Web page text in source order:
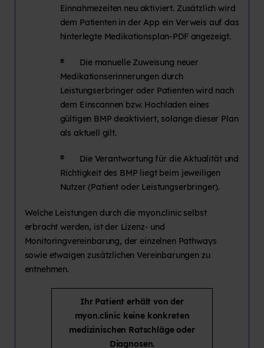
Einnahmezeiten neu aktiviert. Zusätzlich wird
dem Patienten in der App ein Verweis auf das
hinterlegte Medikationsplan-PDF angezeigt.
® Die manuelle Zuweisung neuer
Medikationserinnerungen durch
Leistungserbringer oder Patienten wird nach
dem Einscannen bzw. Hochladen eines
gültigen BMP deaktiviert, solange dieser Plan
als aktuell gilt.
® Die Verantwortung für die Aktualität und
Richtigkeit des BMP liegt beim jeweiligen
Nutzer (Patient oder Leistungserbringer).
Welche Leistungen durch die myon.clinic selbst
erbracht werden, ist der Lizenz- und
Monitoringvereinbarung, der einzelnen Pathways
sowie etwaigen zusätzlichen Vereinbarungen zu
entnehmen.
Ihr Patient erhält von der
myon.clinic keine konkreten
medizinischen Ratschläge oder
Diagnosen.